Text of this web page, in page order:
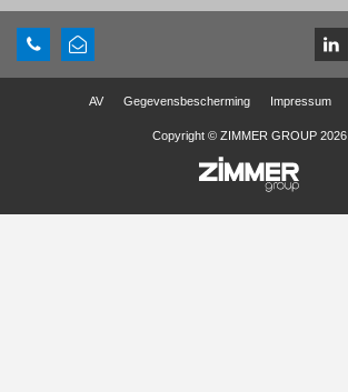
AV Gegevensbescherming Impressum
Copyright © ZIMMER GROUP 2026